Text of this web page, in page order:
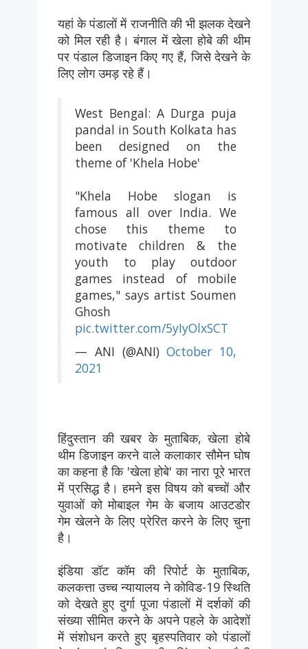
यहां के पंडालों में राजनीति की भी झलक देखने
को मिल रही है। बंगाल में खेला होबे की थीम
पर पंडाल डिजाइन किए गए हैं, जिसे देखने के
लिए लोग उमड़ रहे हैं।
West Bengal: A Durga puja
pandal in South Kolkata has
been designed on the
theme of 'Khela Hobe'
"Khela Hobe slogan is
famous all over India. We
chose this theme to
motivate children & the
youth to play outdoor
games instead of mobile
games," says artist Soumen
Ghosh
pic.twitter.com/5yIyOlxSCT
— ANI (@ANI)October 10,
2021
हिंदुस्तान की खबर के मुताबिक, खेला होबे
थीम डिजाइन करने वाले कलाकार सौमेन घोष
का कहना है कि 'खेला होबे' का नारा पूरे भारत
में प्रसिद्ध है। हमने इस विषय को बच्चों और
युवाओं को मोबाइल गेम के बजाय आउटडोर
गेम खेलने के लिए प्रेरित करने के लिए चुना
है।
इंडिया डॉट कॉम की रिपोर्ट के मुताबिक,
कलकत्ता उच्च न्यायालय ने कोविड-19 स्थिति
को देखते हुए दुर्गा पूजा पंडालों में दर्शकों की
संख्या सीमित करने के अपने पहले के आदेशों
में संशोधन करते हुए बृहस्पतिवार को पंडालों